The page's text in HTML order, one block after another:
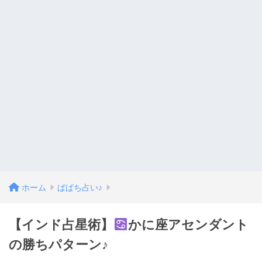
ホーム ぱぱち占い♪
【インド占星術】
かに座アセンダント
の勝ちパターン♪